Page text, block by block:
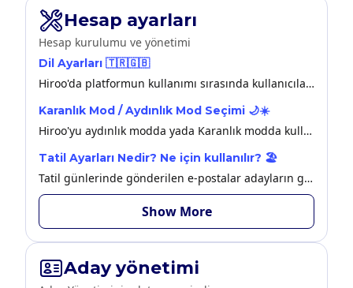
Hesap ayarları
Hesap kurulumu ve yönetimi
Dil Ayarları 🇹🇷🇬🇧
Hiroo'da platformun kullanımı sırasında kullanıcılar için Türkçe ve İngilizce olmak üzere 2 dil seçeneği sunulmuştur.
Karanlık Mod / Aydınlık Mod Seçimi 🌙☀️
Hiroo'yu aydınlık modda yada Karanlık modda kullanım seçiminizi Ayarlar > Genel Ayarlar kısmından yapabilirsiniz.
Tatil Ayarları Nedir? Ne için kullanılır? 🏖️
Tatil günlerinde gönderilen e-postalar adayların gözünden kaçabilir. Hiroo ile bunu engelleyebilirsiniz.
Show More
Aday yönetimi